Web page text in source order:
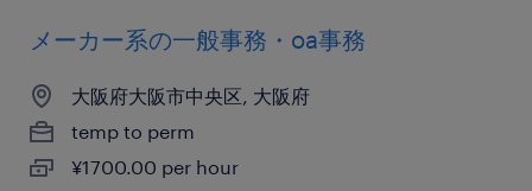
メーカー系の一般事務・oa事務
大阪府大阪市中央区, 大阪府
temp to perm
¥1700.00 per hour